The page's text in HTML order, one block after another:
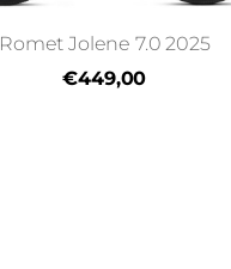
Romet Jolene 7.0 2025
€449,00